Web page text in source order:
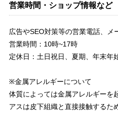
営業時間・ショップ情報など
広告やSEO対策等の営業電話、メ
営業時間：10時~17時
定休日：土日祝日、夏期、年末年
※金属アレルギーについて
体質によっては金属アレルギーを
アスは皮下組織と直接接触するた